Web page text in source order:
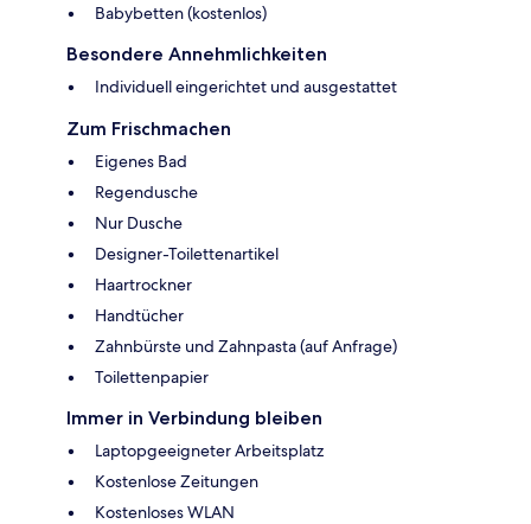
Babybetten (kostenlos)
Besondere Annehmlichkeiten
Individuell eingerichtet und ausgestattet
Zum Frischmachen
Eigenes Bad
Regendusche
Nur Dusche
Designer-Toilettenartikel
Haartrockner
Handtücher
Zahnbürste und Zahnpasta (auf Anfrage)
Toilettenpapier
Immer in Verbindung bleiben
Laptopgeeigneter Arbeitsplatz
Kostenlose Zeitungen
Kostenloses WLAN